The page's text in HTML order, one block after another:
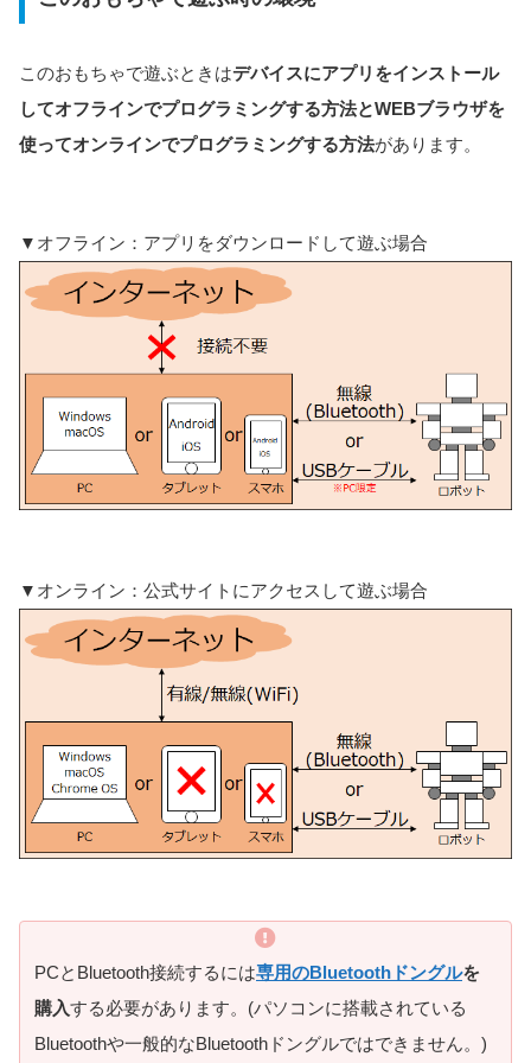
このおもちゃで遊ぶときはデバイスにアプリをインストール
してオフラインでプログラミングする方法とWEBブラウザを
使ってオンラインでプログラミングする方法があります。
▼オフライン：アプリをダウンロードして遊ぶ場合
▼オンライン：公式サイトにアクセスして遊ぶ場合
PCとBluetooth接続するには専用のBluetoothドングルを
購入する必要があります。(パソコンに搭載されている
Bluetoothや一般的なBluetoothドングルではできません。)